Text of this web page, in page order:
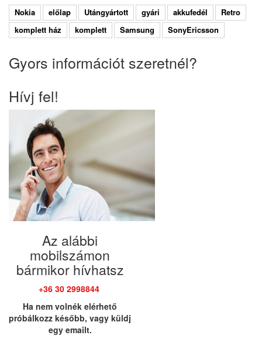
Nokia előlap Utángyártott gyári akkufedél
Retro
komplett ház
komplett Samsung SonyEricsson
Gyors információt szeretnél?
Hívj fel!
Az alábbi
mobilszámon
bármikor hívhatsz
+36 30 2998844
Ha nem volnék elérhető
próbálkozz később, vagy küldj
egy emailt.